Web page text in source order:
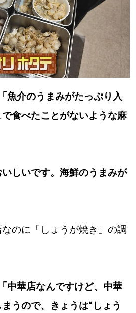
魚介のうまみがたっぷり入
食べたことがないような麻
しいです。海鮮のうまみが
のに「しょうが焼き」の調
中華店なんですけど、中華
うので、きょうは“しょう